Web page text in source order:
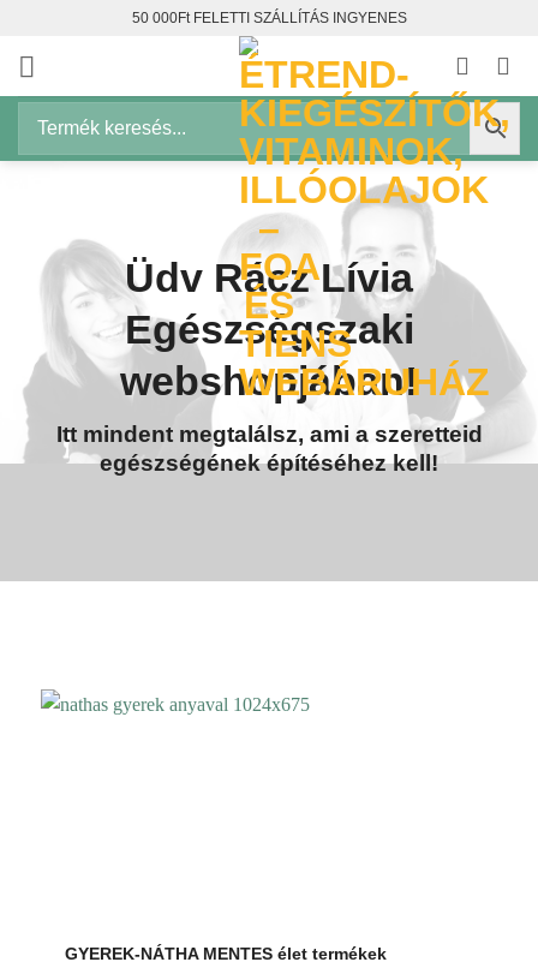
content
50 000Ft FELETTI SZÁLLÍTÁS INGYENES
Üdv Rácz Lívia
Egészségszaki
webshopjában!
Itt mindent megtalálsz, ami a szeretteid
egészségének építéséhez kell!
GYEREK-NÁTHA MENTES élet termékek